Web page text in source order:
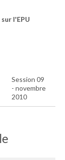
l'EPU
Session 09
- novembre
2010